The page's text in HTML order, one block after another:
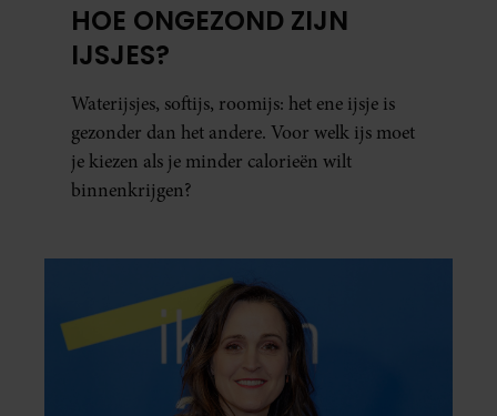
HOE ONGEZOND ZIJN
IJSJES?
Waterijsjes, softijs, roomijs: het ene ijsje is
gezonder dan het andere. Voor welk ijs moet
je kiezen als je minder calorieën wilt
binnenkrijgen?